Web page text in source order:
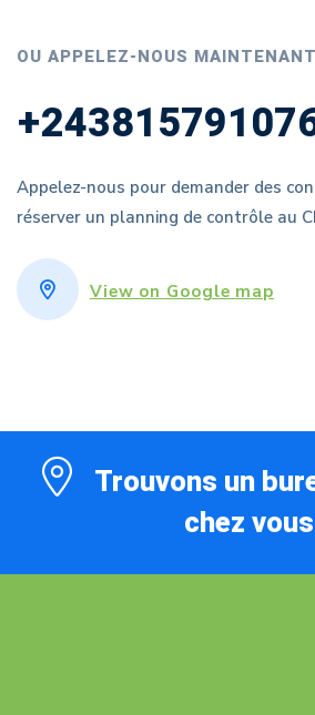
OU APPELEZ-NOUS MAINTENANT
Appelez-nous pour demander des
réserver un planning de contrôle au
View on Google map
Trouvons un
chez vous